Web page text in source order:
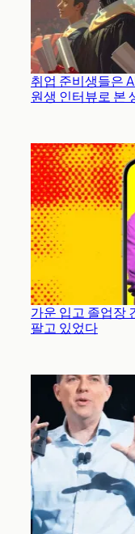
취업 준비생들은
원생 인터뷰로 본
가운 입고 졸업장
팔고 있었다